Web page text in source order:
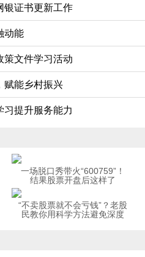
银证书更新工作‌
动能
策文件学习活动
赋能乡村振兴
习提升服务能力
一场脱口秀带火“600759”！
结果股票开盘后这样了
“不卖股票就不会亏钱”？老股
民教你用科学方法避免深度